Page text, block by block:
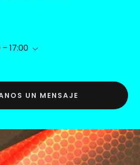
17:00
UN MENSAJE